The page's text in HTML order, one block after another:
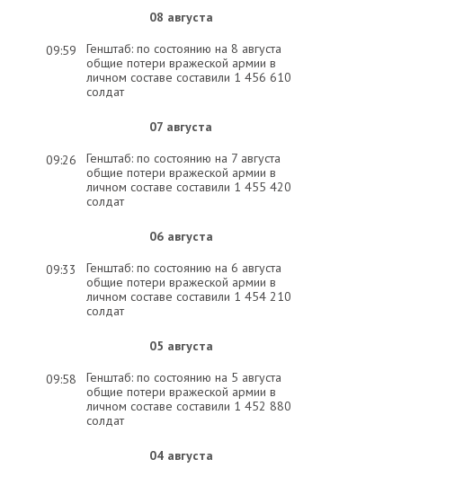
08 августа
09:59
Генштаб: по состоянию на 8 августа
общие потери вражеской армии в
личном составе составили 1 456 610
солдат
07 августа
09:26
Генштаб: по состоянию на 7 августа
общие потери вражеской армии в
личном составе составили 1 455 420
солдат
06 августа
09:33
Генштаб: по состоянию на 6 августа
общие потери вражеской армии в
личном составе составили 1 454 210
солдат
05 августа
09:58
Генштаб: по состоянию на 5 августа
общие потери вражеской армии в
личном составе составили 1 452 880
солдат
04 августа